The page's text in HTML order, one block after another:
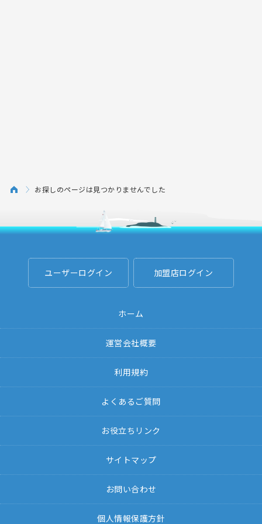
お探しのページは見つかりませんでした
ユーザーログイン 加盟店ログイン
ホーム
運営会社概要
利用規約
よくあるご質問
お役立ちリンク
サイトマップ
お問い合わせ
個人情報保護方針